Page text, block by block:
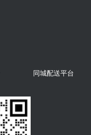
同城配送平台